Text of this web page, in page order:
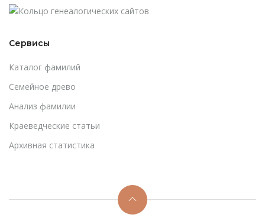
Сервисы
Каталог фамилий
Cемейное древо
Анализ фамилии
Краеведческие статьи
Архивная статистика